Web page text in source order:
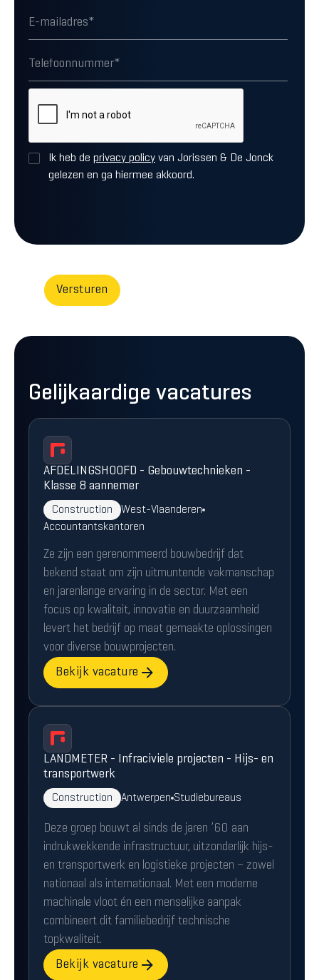
Ik heb de privacy policy van Jorissen & De Jonck
gelezen en ga hiermee akkoord.
Gelijkaardige vacatures
AFDELINGSHOOFD - Gebouwtechnieken -
Klasse 8 aannemer
Construction
West-Vlaanderen
Accountantskantoren
Ze zijn een gerenommeerd bouwbedrijf dat
bekend staat om zijn uitmuntende vakmanschap
en jarenlange ervaring in de sector. Met een
focus op kwaliteit, innovatie en duurzaamheid
levert het bedrijf op maat gemaakte oplossingen
voor diverse bouwprojecten.
Bekijk vacature
LANDMETER - Infraciviele projecten - Hijs- en
transportwerk
Construction Antwerpen Studiebureaus
Deze groep bouwt al sinds de jaren ’60 aan
indrukwekkende infrastructuur, uitzonderlijk hijs-
en transportwerk en logistieke projecten – zowel
nationaal als internationaal. Met een moderne
machinale vloot én een menselijke aanpak
combineert dit familiebedrijf technische
topkwaliteit.
Bekijk vacature